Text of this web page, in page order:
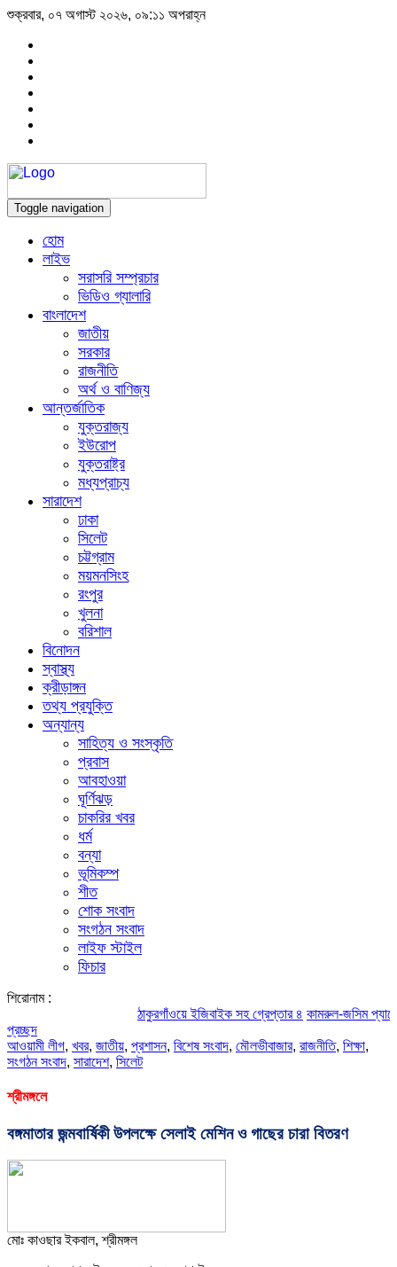
শুক্রবার, ০৭ অগাস্ট ২০২৬, ০৯:১১ অপরাহ্ন
Toggle navigation
হোম
লাইভ
সরাসরি সম্প্রচার
ভিডিও গ্যালারি
বাংলাদেশ
জাতীয়
সরকার
রাজনীতি
অর্থ ও বাণিজ্য
আন্তর্জাতিক
যুক্তরাজ্য
ইউরোপ
যুক্তরাষ্ট্র
মধ্যপ্রাচ্য
সারাদেশ
ঢাকা
সিলেট
চট্টগ্রাম
ময়মনসিংহ
রংপুর
খুলনা
বরিশাল
বিনোদন
স্বাস্থ্য
ক্রীড়াঙ্গন
তথ্য প্রযুক্তি
অন্যান্য
সাহিত্য ও সংস্কৃতি
প্রবাস
আবহাওয়া
ঘূর্ণিঝড়
চাকরির খবর
ধর্ম
বন্যা
ভূমিকম্প
শীত
শোক সংবাদ
সংগঠন সংবাদ
লাইফ স্টাইল
ফিচার
শিরোনাম :
ঠাকুরগাঁওয়ে ইজিবাইক সহ গ্রেপ্তার ৪ কামরুল-জসিম প্যানেলের
প্রচ্ছদ
আওয়ামী লীগ, খবর, জাতীয়, প্রশাসন, বিশেষ সংবাদ, মৌলভীবাজার, রাজনীতি, শিক্ষা,
সংগঠন সংবাদ, সারাদেশ, সিলেট
শ্রীমঙ্গলে
বঙ্গমাতার জন্মবার্ষিকী উপলক্ষে সেলাই মেশিন ও গাছের চারা বিতরণ
মোঃ কাওছার ইকবাল, শ্রীমঙ্গল